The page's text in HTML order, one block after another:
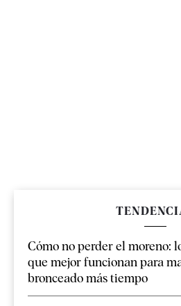
Cómo no perder el moreno:
que mejor funcionan para
bronceado más tiempo